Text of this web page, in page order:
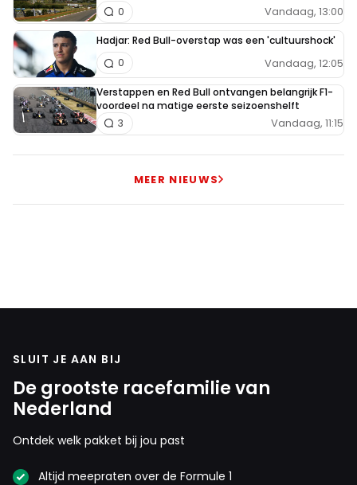
Vandaag, 13:00
0
Hadjar: Red Bull-overstap was een 'cultuurshock'
Vandaag, 12:05
0
Verstappen en Red Bull ontvangen belangrijk F1-
voordeel na matige eerste seizoenshelft
Vandaag, 11:15
3
MEER NIEUWS
SLUIT JE AAN BIJ
De grootste racefamilie van
Nederland
Ontdek welk pakket bij jou past
Altijd meepraten over de Formule 1